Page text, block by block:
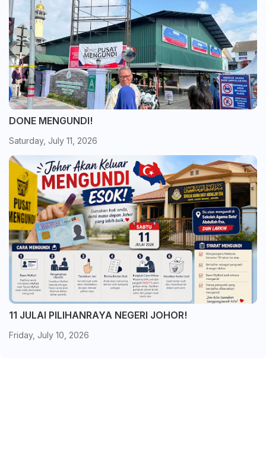
DONE MENGUNDI!
Saturday, July 11, 2026
11 JULAI PILIHANRAYA NEGERI JOHOR!
Friday, July 10, 2026